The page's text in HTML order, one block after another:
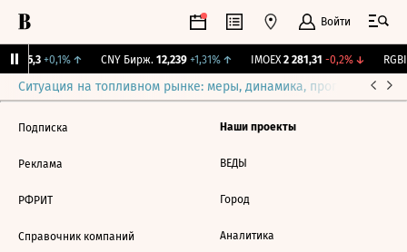
Войти
115,3 +0,1%↑ CNY Бирж. 12,239 +1,31%↑ IMOEX 2 281,31 -0,2%↓
Ситуация на топливном рынке: меры, динамика, прогнозы
Подписка
Реклама
РФРИТ
Справочник компаний
Наши проекты
ВЕДЫ
Город
Аналитика